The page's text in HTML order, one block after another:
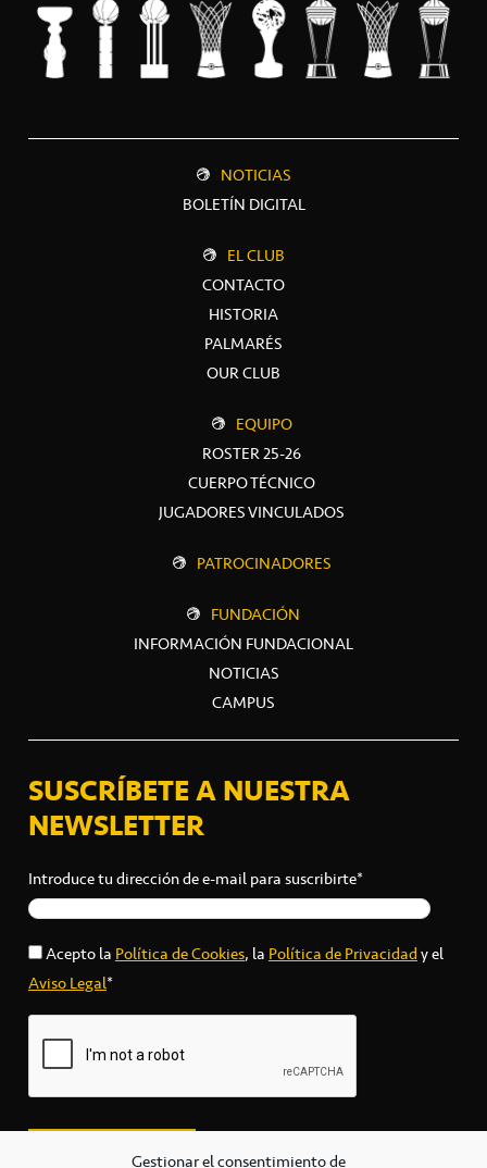
Gestionar el consentimiento de
NOTICIAS
BOLETÍN DIGITAL
EL CLUB
CONTACTO
HISTORIA
PALMARÉS
OUR CLUB
EQUIPO
ROSTER 25-26
CUERPO TÉCNICO
JUGADORES VINCULADOS
PATROCINADORES
FUNDACIÓN
INFORMACIÓN FUNDACIONAL
NOTICIAS
CAMPUS
SUSCRÍBETE A NUESTRA
NEWSLETTER
Introduce tu dirección de e-mail para suscribirte*
Acepto laPolítica de Cookies, laPolítica de Privacidady el
Aviso Legal*